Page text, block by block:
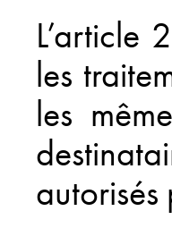
L’article
les
les